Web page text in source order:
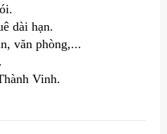
dài hạn.
văn phòng,...
Vinh.